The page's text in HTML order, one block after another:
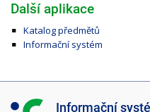
Další aplikace
Katalog předmětů
Informační systém
I Informační